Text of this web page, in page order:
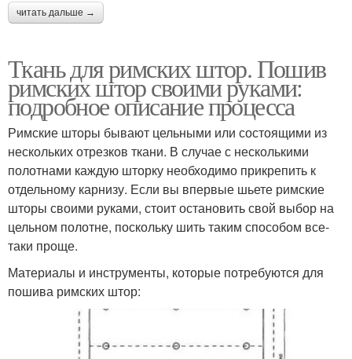
читать дальше →
Ткань для римских штор. Пошив
римских штор своими руками:
подробное описание процесса
Римские шторы бывают цельными или состоящими из
нескольких отрезков ткани. В случае с несколькими
полотнами каждую шторку необходимо прикрепить к
отдельному карнизу. Если вы впервые шьете римские
шторы своими руками, стоит остановить свой выбор на
цельном полотне, поскольку шить таким способом все-
таки проще.
Материалы и инструменты, которые потребуются для
пошива римских штор: